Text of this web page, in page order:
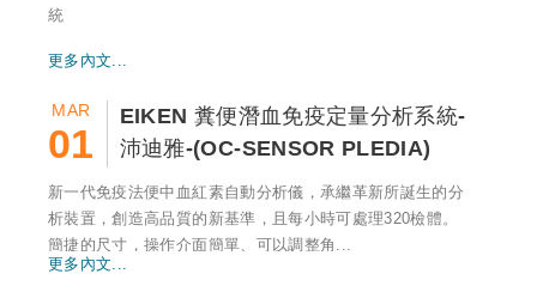
統
更多內文...
MAR
01
EIKEN 糞便潛血免疫定量分析系統-
沛迪雅-(OC-SENSOR PLEDIA)
新一代免疫法便中血紅素自動分析儀，承繼革新所誕生的分
析裝置，創造高品質的新基準，且每小時可處理320檢體。
簡捷的尺寸，操作介面簡單、可以調整角...
更多內文...